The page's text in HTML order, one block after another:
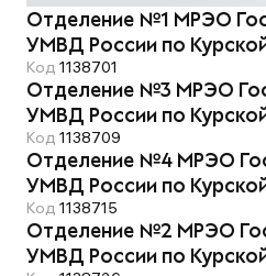
Отделение №1 МРЭО
УМВД России по
Код 1138701
Отделение №3 МРЭО
УМВД России по
Код 1138709
Отделение №4 МРЭО
УМВД России по
Код 1138715
Отделение №2 МРЭО
УМВД России по